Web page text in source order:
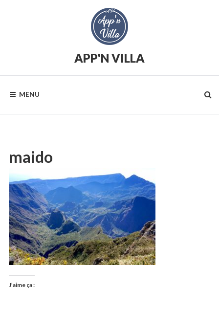
APP'N VILLA
saisonnière
MENU
maido
J’aime ça :